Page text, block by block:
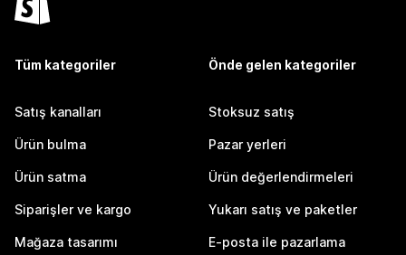
Tüm kategoriler
Satış kanalları
Ürün bulma
Ürün satma
Siparişler ve kargo
Mağaza tasarımı
Önde gelen kategoriler
Stoksuz satış
Pazar yerleri
Ürün değerlendirmeleri
Yukarı satış ve paketler
E-posta ile pazarlama